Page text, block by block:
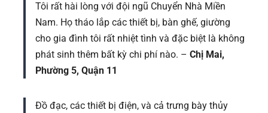
Tôi rất hài lòng với đội ngũ Chuyển Nhà Miền
Nam. Họ tháo lắp các thiết bị, bàn ghế, giường
cho gia đình tôi rất nhiệt tình và đặc biệt là không
phát sinh thêm bất kỳ chi phí nào. – Chị Mai,
Phường 5, Quận 11
Đồ đạc, các thiết bị điện, và cả trưng bày thủy